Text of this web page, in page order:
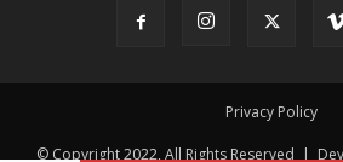
Privacy Policy
© Copyright 2022, All Rights Reserved |